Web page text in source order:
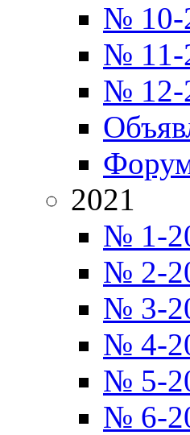
№ 10-
№ 11-
№ 12-
2021
№ 1-
№ 2-
№ 3-
№ 4-
№ 5-
№ 6-